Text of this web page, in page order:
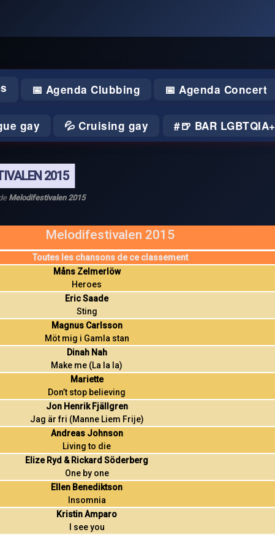
📅 Agenda Clubbing 📅 Agenda Concert
gay 💦 Cruising gay 🍺 BAR LGBTQIA+
2015
Melodifestivalen 2015
Melodifestivalen 2015
Toutes les chansons de ce classement
Måns Zelmerlöw
Heroes
Eric Saade
Sting
Magnus Carlsson
Möt mig i Gamla stan
Dinah Nah
Make me (La la la)
Mariette
Don’t stop believing
Jon Henrik Fjällgren
Jag är fri (Manne Liem Frije)
Andreas Johnson
Living to die
Elize Ryd & Rickard Söderberg
One by one
Ellen Benediktson
Insomnia
Kristin Amparo
I see you